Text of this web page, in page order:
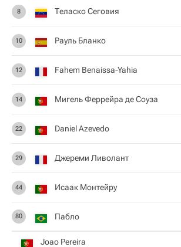
8 Теласко Сеговия
10 Рауль Бланко
12 Fahem Benaissa-Yahia
14 Мигель Феррейра де Соуза
22 Daniel Azevedo
29 Джереми Ливолант
44 Исаак Монтейру
80 Пабло
Joao Pereira